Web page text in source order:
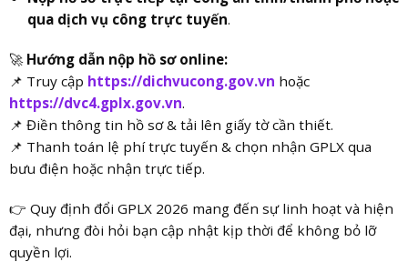
qua dịch vụ công trực tuyến.
🚀 Hướng dẫn nộp hồ sơ online:
📌 Truy cập https://dichvucong.gov.vn hoặc
https://dvc4.gplx.gov.vn.
📌 Điền thông tin hồ sơ & tải lên giấy tờ cần thiết.
📌 Thanh toán lệ phí trực tuyến & chọn nhận GPLX qua
bưu điện hoặc nhận trực tiếp.
👉 Quy định đổi GPLX 2026 mang đến sự linh hoạt và hiện
đại, nhưng đòi hỏi bạn cập nhật kịp thời để không bỏ lỡ
quyền lợi.